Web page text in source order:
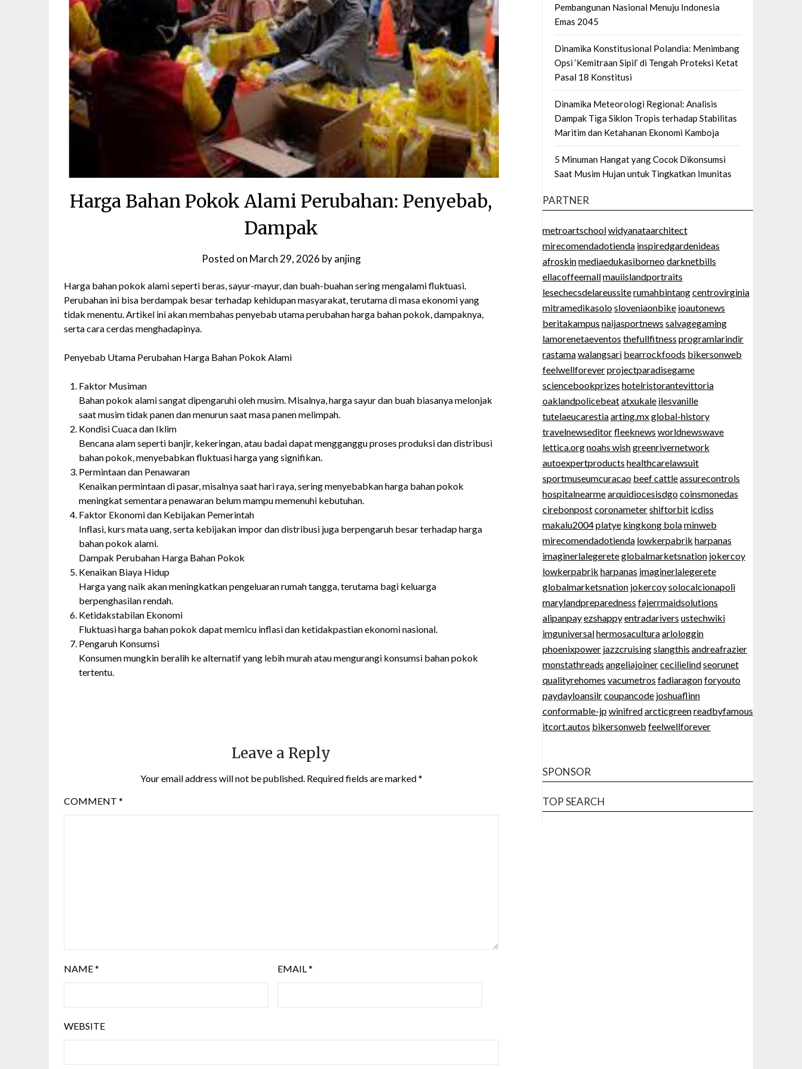
Harga Bahan Pokok Alami Perubahan: Penyebab,
Dampak
Posted on March 29, 2026 byanjing
Harga bahan pokok alami seperti beras, sayur-mayur, dan buah-buahan sering mengalami fluktuasi.
Perubahan ini bisa berdampak besar terhadap kehidupan masyarakat, terutama di masa ekonomi yang
tidak menentu. Artikel ini akan membahas penyebab utama perubahan harga bahan pokok, dampaknya,
serta cara cerdas menghadapinya.
Penyebab Utama Perubahan Harga Bahan Pokok Alami
Faktor Musiman
Bahan pokok alami sangat dipengaruhi oleh musim. Misalnya, harga sayur dan buah biasanya melonjak
saat musim tidak panen dan menurun saat masa panen melimpah.
Kondisi Cuaca dan Iklim
Bencana alam seperti banjir, kekeringan, atau badai dapat mengganggu proses produksi dan distribusi
bahan pokok, menyebabkan fluktuasi harga yang signifikan.
Permintaan dan Penawaran
Kenaikan permintaan di pasar, misalnya saat hari raya, sering menyebabkan harga bahan pokok
meningkat sementara penawaran belum mampu memenuhi kebutuhan.
Faktor Ekonomi dan Kebijakan Pemerintah
Inflasi, kurs mata uang, serta kebijakan impor dan distribusi juga berpengaruh besar terhadap harga
bahan pokok alami.
Dampak Perubahan Harga Bahan Pokok
Kenaikan Biaya Hidup
Harga yang naik akan meningkatkan pengeluaran rumah tangga, terutama bagi keluarga
berpenghasilan rendah.
Ketidakstabilan Ekonomi
Fluktuasi harga bahan pokok dapat memicu inflasi dan ketidakpastian ekonomi nasional.
Pengaruh Konsumsi
Konsumen mungkin beralih ke alternatif yang lebih murah atau mengurangi konsumsi bahan pokok
tertentu.
Leave a Reply
Your email address will not be published. Required fields are marked*
COMMENT *
NAME* EMAIL*
WEBSITE
Pembangunan Nasional Menuju Indonesia
Emas 2045
Dinamika Konstitusional Polandia: Menimbang
Opsi ‘Kemitraan Sipil’ di Tengah Proteksi Ketat
Pasal 18 Konstitusi
Dinamika Meteorologi Regional: Analisis
Dampak Tiga Siklon Tropis terhadap Stabilitas
Maritim dan Ketahanan Ekonomi Kamboja
5 Minuman Hangat yang Cocok Dikonsumsi
Saat Musim Hujan untuk Tingkatkan Imunitas
PARTNER
metroartschoolwidyanataarchitect
mirecomendadotienda inspiredgardenideas
afroskinmediaedukasiborneodarknetbills
ellacoffeemallmauiislandportraits
lesechecsdelareussiterumahbintangcentrovirginia
mitramedikasolosloveniaonbike ioautonews
beritakampus naijasportnews salvagegaming
lamorenetaeventos thefullfitness programlarindir
rastamawalangsari bearrockfoods bikersonweb
feelwellforeverprojectparadisegame
sciencebookprizes hotelristorantevittoria
oaklandpolicebeatatxukale ilesvanille
tutelaeucarestiaarting.mxglobal-history
travelnewseditorfleeknews worldnewswave
lettica.orgnoahs wishgreenrivernetwork
autoexpertproducts healthcarelawsuit
sportmuseumcuracao beef cattleassurecontrols
hospitalnearmearquidiocesisdgocoinsmonedas
cirebonpostcoronametershiftorbit icdiss
makalu2004platye kingkong bolaminweb
mirecomendadotienda lowkerpabrik harpanas
imaginerlalegereteglobalmarketsnation jokercoy
lowkerpabrik harpanas imaginerlalegerete
globalmarketsnation jokercoysolocalcionapoli
marylandpreparedness fajerrmaidsolutions
alipanpayezshappyentradarivers ustechwiki
imguniversalhermosaculturaarlologgin
phoenixpower jazzcruisingslangthis andreafrazier
monstathreads angeliajoinercecilielindseorunet
qualityrehomes vacumetros fadiaragonforyouto
paydayloansilrcoupancode joshuaflinn
conformable-jpwinifredarcticgreenreadbyfamous
itcort.autos bikersonweb feelwellforever
SPONSOR
TOP SEARCH